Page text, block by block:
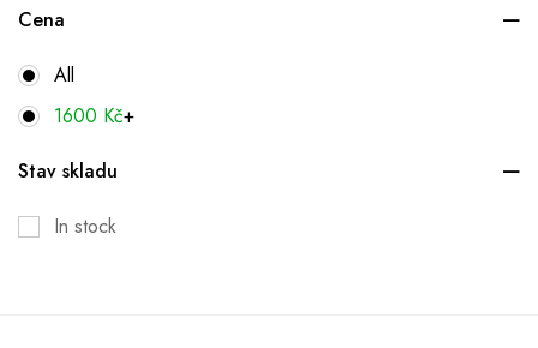
Cena
All
1600 Kč+
Stav skladu
In stock